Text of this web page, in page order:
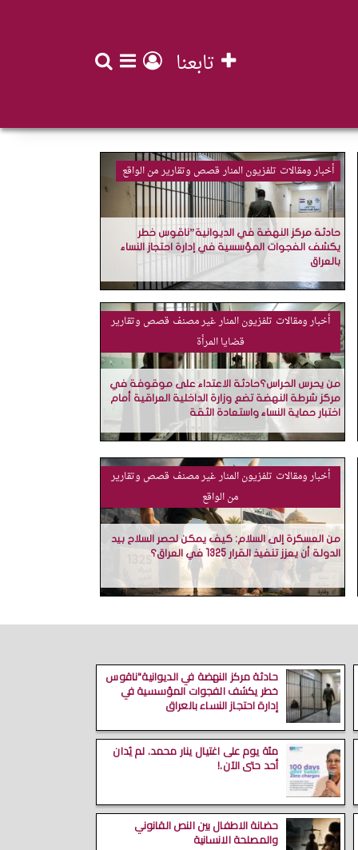
تابعنا تسجيل الدخول
إضافة عمود
أخبار ومقالات تلفزيون المنارقصص وتقاريرمن الواقع
حادثة مركز النهضة في الديوانية”ناقوس خطر
يكشف الفجوات المؤسسية في إدارة احتجاز النساء
بالعراق
أخبار ومقالات تلفزيون المنارغير مصنف قصص وتقارير
قضايا المرأة
من يحرس الحراس؟حادثة الاعتداء على موقوفة في
مركز شرطة النهضة تضع وزارة الداخلية العراقية أمام
اختبار حماية النساء واستعادة الثقة
أخبار ومقالات تلفزيون المنارغير مصنف قصص وتقارير
من الواقع
من العسكرة إلى السلام: كيف يمكن لحصر السلاح بيد
الدولة أن يعزز تنفيذ القرار 1325 في العراق؟
حادثة مركز النهضة في الديوانية"ناقوس
خطر يكشف الفجوات المؤسسية في
إدارة احتجاز النساء بالعراق
مئة يوم على اغتيال ينار محمد. لم يُدان
أحد حتى الآن.!
حضانة الاطفال بين النص القانوني
والمصلحة الانسانية